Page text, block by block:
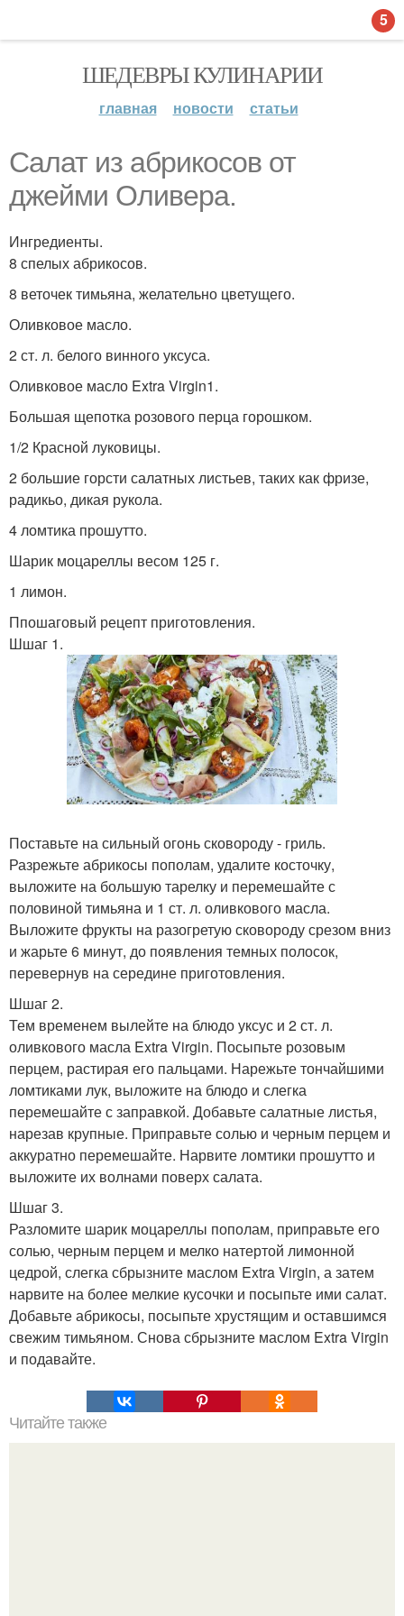
ШЕДЕВРЫ КУЛИНАРИИ
главная новости статьи
Салат из абрикосов от
джейми Оливера.
Ингредиенты.
8 спелых абрикосов.
8 веточек тимьяна, желательно цветущего.
Оливковое масло.
2 ст. л. белого винного уксуса.
Оливковое масло Extra Virgin1.
Большая щепотка розового перца горошком.
1/2 Красной луковицы.
2 большие горсти салатных листьев, таких как фризе,
радикьо, дикая рукола.
4 ломтика прошутто.
Шарик моцареллы весом 125 г.
1 лимон.
Ппошаговый рецепт приготовления.
Шшаг 1.
Поставьте на сильный огонь сковороду - гриль.
Разрежьте абрикосы пополам, удалите косточку,
выложите на большую тарелку и перемешайте с
половиной тимьяна и 1 ст. л. оливкового масла.
Выложите фрукты на разогретую сковороду срезом вниз
и жарьте 6 минут, до появления темных полосок,
перевернув на середине приготовления.
Шшаг 2.
Тем временем вылейте на блюдо уксус и 2 ст. л.
оливкового масла Extra Virgin. Посыпьте розовым
перцем, растирая его пальцами. Нарежьте тончайшими
ломтиками лук, выложите на блюдо и слегка
перемешайте с заправкой. Добавьте салатные листья,
нарезав крупные. Приправьте солью и черным перцем и
аккуратно перемешайте. Нарвите ломтики прошутто и
выложите их волнами поверх салата.
Шшаг 3.
Разломите шарик моцареллы пополам, приправьте его
солью, черным перцем и мелко натертой лимонной
цедрой, слегка сбрызните маслом Extra Virgin, а затем
нарвите на более мелкие кусочки и посыпьте ими салат.
Добавьте абрикосы, посыпьте хрустящим и оставшимся
свежим тимьяном. Снова сбрызните маслом Extra Virgin
и подавайте.
Читайте также
5